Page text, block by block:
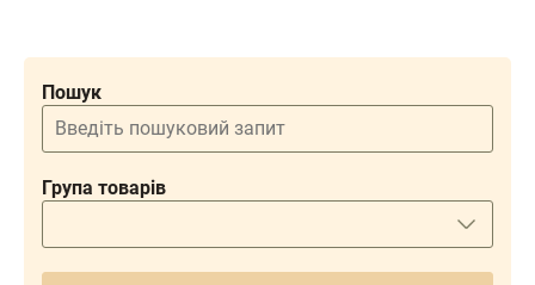
Пошук
Група товарів